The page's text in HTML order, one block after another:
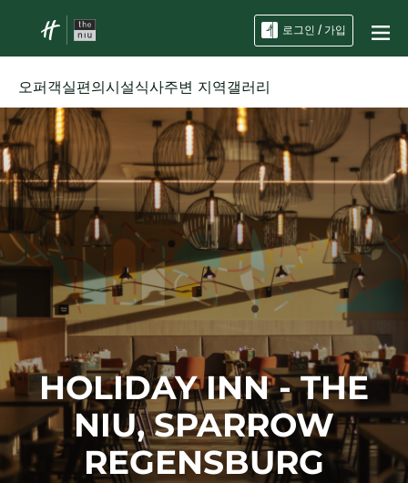
로그인 / 가입
오퍼객실편의시설식사주변 지역갤러리
HOLIDAY INN - THE
NIU, SPARROW
REGENSBURG